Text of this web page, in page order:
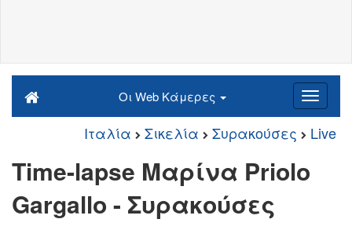
Οι Web Κάμερες
Ιταλία Σικελία Συρακούσες Live
Time-lapse Μαρίνα Priolo
Gargallo - Συρακούσες